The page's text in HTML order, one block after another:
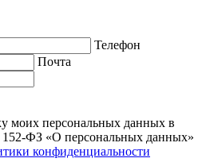
Телефон
Почта
моих персональных данных в
152-ФЗ «О персональных данных»
конфиденциальности